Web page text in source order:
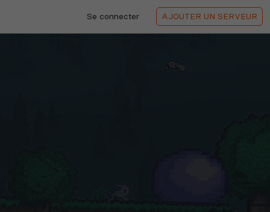
Se connecter AJOUTER UN SERVEUR